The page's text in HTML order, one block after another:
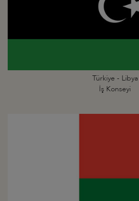
Türkiye - Libya
İş Konseyi